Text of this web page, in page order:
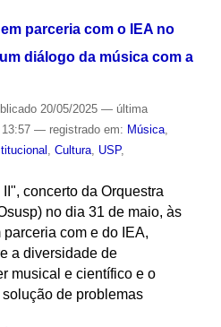
parceria com o IEA no
diálogo da música com a
20/05/2025 — última
— registrado em: Música,
, Cultura, USP,
concerto da Orquestra
no dia 31 de maio, às
com e do IEA,
a diversidade de
musical e científico e o
de problemas